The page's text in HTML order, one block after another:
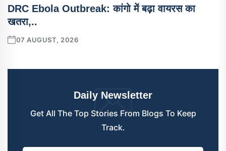
DRC Ebola Outbreak: कांगो में बढ़ा वायरस का
खतरा,..
07 AUGUST, 2026
Daily Newsletter
Get All The Top Stories From Blogs To Keep
Track.